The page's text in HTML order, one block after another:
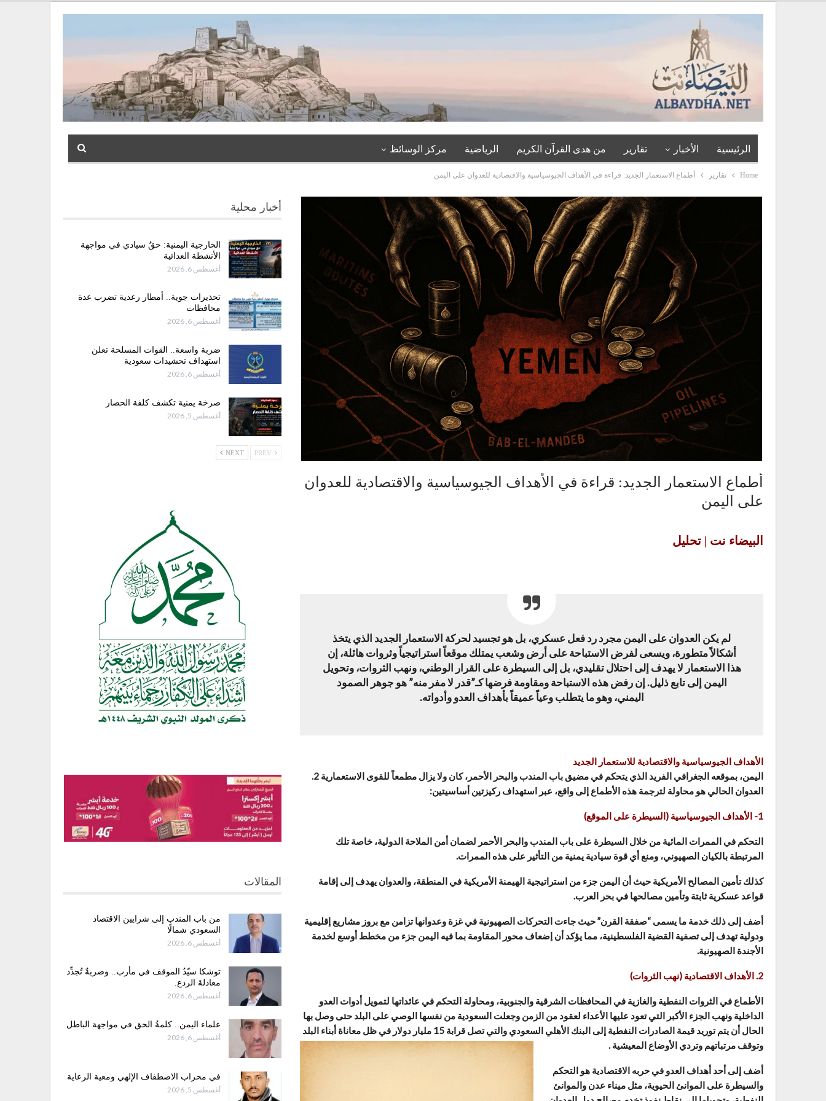
الرئيسية الأخبار تقارير من هدى القرآن الكريم الرياضية مركز الوسائظ
Home تقارير أطماع الاستعمار الجديد: قراءة في الأهداف الجيوسياسية والاقتصادية للعدوان على اليمن
أطماع الاستعمار الجديد: قراءة في الأهداف الجيوسياسية والاقتصادية للعدوان
على اليمن
البيضاء نت | تحليل
لم يكن العدوان على اليمن مجرد رد فعل عسكري، بل هو تجسيد لحركة الاستعمار الجديد الذي يتخذ
أشكالاً متطورة، ويسعى لفرض الاستباحة على أرض وشعب يمتلك موقعاً استراتيجياً وثروات هائلة، إن
هذا الاستعمار لا يهدف إلى احتلال تقليدي، بل إلى السيطرة على القرار الوطني، ونهب الثروات، وتحويل
اليمن إلى تابع ذليل. إن رفض هذه الاستباحة ومقاومة فرضها كـ”قدر لا مفر منه” هو جوهر الصمود
اليمني، وهو ما يتطلب وعياً عميقاً بأهداف العدو وأدواته.
الأهداف الجيوسياسية والاقتصادية للاستعمار الجديد
اليمن، بموقعه الجغرافي الفريد الذي يتحكم في مضيق باب المندب والبحر الأحمر، كان ولا يزال مطمعاً للقوى الاستعمارية 2.
العدوان الحالي هو محاولة لترجمة هذه الأطماع إلى واقع، عبر استهداف ركيزتين أساسيتين:
1- الأهداف الجيوسياسية (السيطرة على الموقع)
التحكم في الممرات المائية من خلال السيطرة على باب المندب والبحر الأحمر لضمان أمن الملاحة الدولية، خاصة تلك
المرتبطة بالكيان الصهيوني، ومنع أي قوة سيادية يمنية من التأثير على هذه الممرات.
كذلك تأمين المصالح الأمريكية حيث أن اليمن جزء من استراتيجية الهيمنة الأمريكية في المنطقة، والعدوان يهدف إلى إقامة
قواعد عسكرية ثابتة وتأمين مصالحها في بحر العرب.
أضف إلى ذلك خدمة ما يسمى “صفقة القرن” حيث جاءت التحركات الصهيونية في غزة وعدوانها تزامن مع بروز مشاريع إقليمية
ودولية تهدف إلى تصفية القضية الفلسطينية، مما يؤكد أن إضعاف محور المقاومة بما فيه اليمن جزء من مخطط أوسع لخدمة
الأجندة الصهيونية.
2. الأهداف الاقتصادية (نهب الثروات)
الأطماع في الثروات النفطية والغازية في المحافظات الشرقية والجنوبية، ومحاولة التحكم في عائداتها لتمويل أدوات العدو
الداخلية ونهب الجزء الأكبر التي تعود عليها الأعداء لعقود من الزمن وجعلت السعودية من نفسها الوصي على البلد حتى وصل بها
الحال أن يتم توريد قيمة الصادرات النفطية إلى البنك الأهلي السعودي والتي تصل قرابة 15 مليار دولار في ظل معاناة أبناء البلد
وتوقف مرتباتهم وتردي الأوضاع المعيشية .
أضف إلى أحد أهداف العدو في حربه الاقتصادية هو التحكم
والسيطرة على الموانئ الحيوية، مثل ميناء عدن والموانئ
أخبار محلية
الخارجية اليمنية: حقٌ سيادي في مواجهة
الأنشطة العدائية
أغسطس 6, 2026
تحذيرات جوية.. أمطار رعدية تضرب عدة
محافظات
أغسطس 6, 2026
ضربة واسعة.. القوات المسلحة تعلن
استهداف تحشيدات سعودية
أغسطس 6, 2026
صرخة يمنية تكشف كلفة الحصار
أغسطس 5, 2026
NEXT
المقالات
من باب المندب إلى شرايين الاقتصاد
السعودي شمالًا
أغسطس 6, 2026
توشكا سيّدُ الموقف في مأرب.. وضربةٌ تُجدِّد
معادلةَ الردع.
أغسطس 6, 2026
علماء اليمن.. كلمةُ الحق في مواجهة الباطل
أغسطس 6, 2026
في محراب الاصطفاف الإلهي ومعية الرعاية
أغسطس 5, 2026